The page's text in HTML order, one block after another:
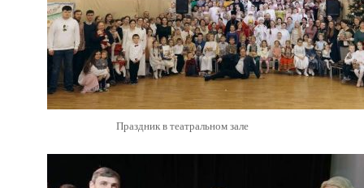
Праздник в театральном зале